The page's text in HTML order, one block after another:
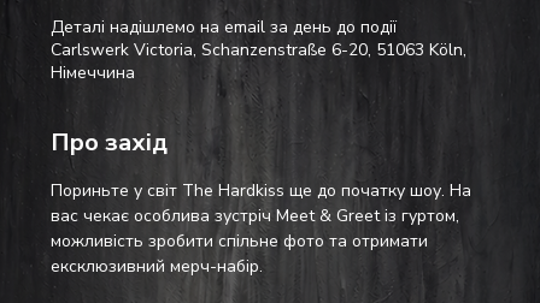
Деталі надішлемо на email за день до події
Carlswerk Victoria, Schanzenstraße 6-20, 51063 Köln,
Німеччина
Про захід
Пориньте у світ The Hardkiss ще до початку шоу. На
вас чекає особлива зустріч Meet & Greet із гуртом,
можливість зробити спільне фото та отримати
ексклюзивний мерч-набір.